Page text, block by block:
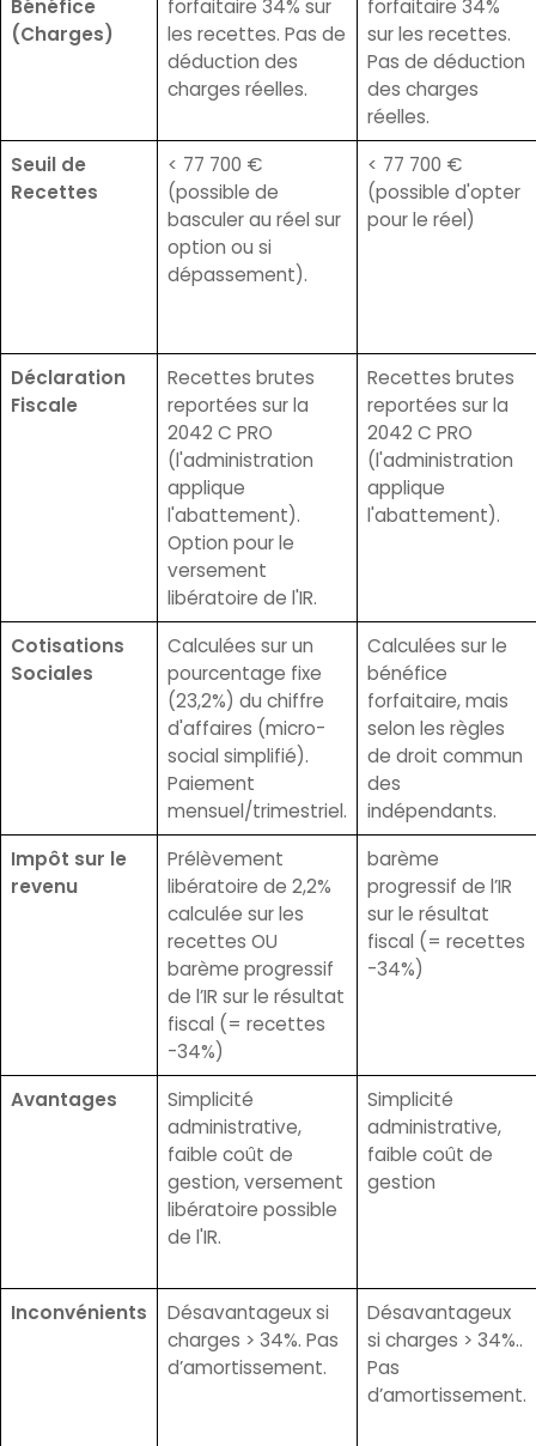
Bénéfice
(Charges)
forfaitaire 34% sur
les recettes. Pas de
déduction des
charges réelles.
forfaitaire 34%
sur les recettes.
Pas de déduction
des charges
réelles.
Seuil de
Recettes
< 77 700 €
(possible de
basculer au réel sur
option ou si
dépassement).
< 77 700 €
(possible d'opter
pour le réel)
Déclaration
Fiscale
Recettes brutes
reportées sur la
2042 C PRO
(l'administration
applique
l'abattement).
Option pour le
versement
libératoire de l'IR.
Recettes brutes
reportées sur la
2042 C PRO
(l'administration
applique
l'abattement).
Cotisations
Sociales
Calculées sur un
pourcentage fixe
(23,2%) du chiffre
d'affaires (micro-
social simplifié).
Paiement
mensuel/trimestriel.
Calculées sur le
bénéfice
forfaitaire, mais
selon les règles
de droit commun
des
indépendants.
Impôt sur le
revenu
Prélèvement
libératoire de 2,2%
calculée sur les
recettes OU
barème progressif
de l’IR sur le résultat
fiscal (= recettes
-34%)
barème
progressif de l’IR
sur le résultat
fiscal (= recettes
-34%)
Avantages
Simplicité
administrative,
faible coût de
gestion, versement
libératoire possible
de l'IR.
Simplicité
administrative,
faible coût de
gestion
Inconvénients
Désavantageux si
charges > 34%. Pas
d’amortissement.
Désavantageux
si charges > 34%..
Pas
d’amortissement.